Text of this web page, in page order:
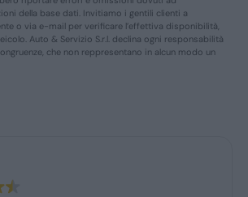
della base dati. Invitiamo i gentili clienti a
o via e-mail per verificare l’effettiva disponibilità,
Auto & Servizio S.r.l. declina ogni responsabilità
che non reppresentano in alcun modo un